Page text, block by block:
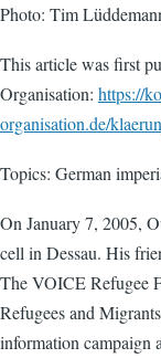
Photo: Tim
This article was first
Organisation: https://
organisation.de/
Topics: German
On January 7, 2005,
cell in Dessau. His
The VOICE Refugee
Refugees and
information campaign